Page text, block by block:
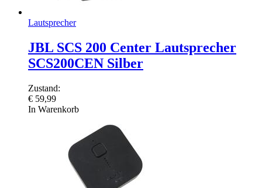
Lautsprecher
JBL SCS 200 Center Lautsprecher
SCS200CEN Silber
Zustand:
€ 59,99
In Warenkorb